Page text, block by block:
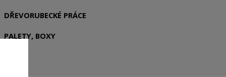
DŘEVORUBECKÉ PRÁCE
PALETY, BOXY